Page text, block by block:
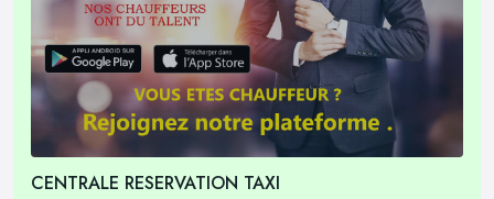
CENTRALE RESERVATION TAXI